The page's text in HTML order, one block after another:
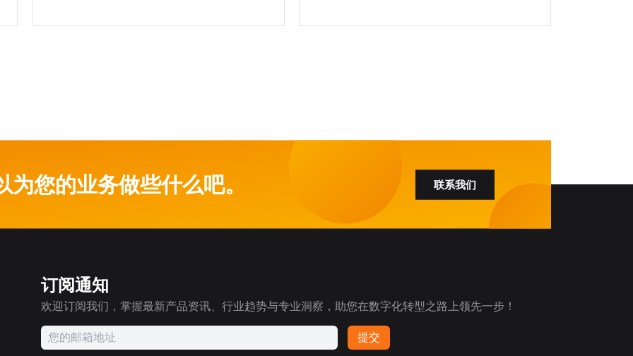
您的业务做些什么吧。 联系我们
订阅通知
欢迎订阅我们，掌握最新产品资讯、行业趋势与专业洞察，助您在数字化转型之路上领先一步！
提交